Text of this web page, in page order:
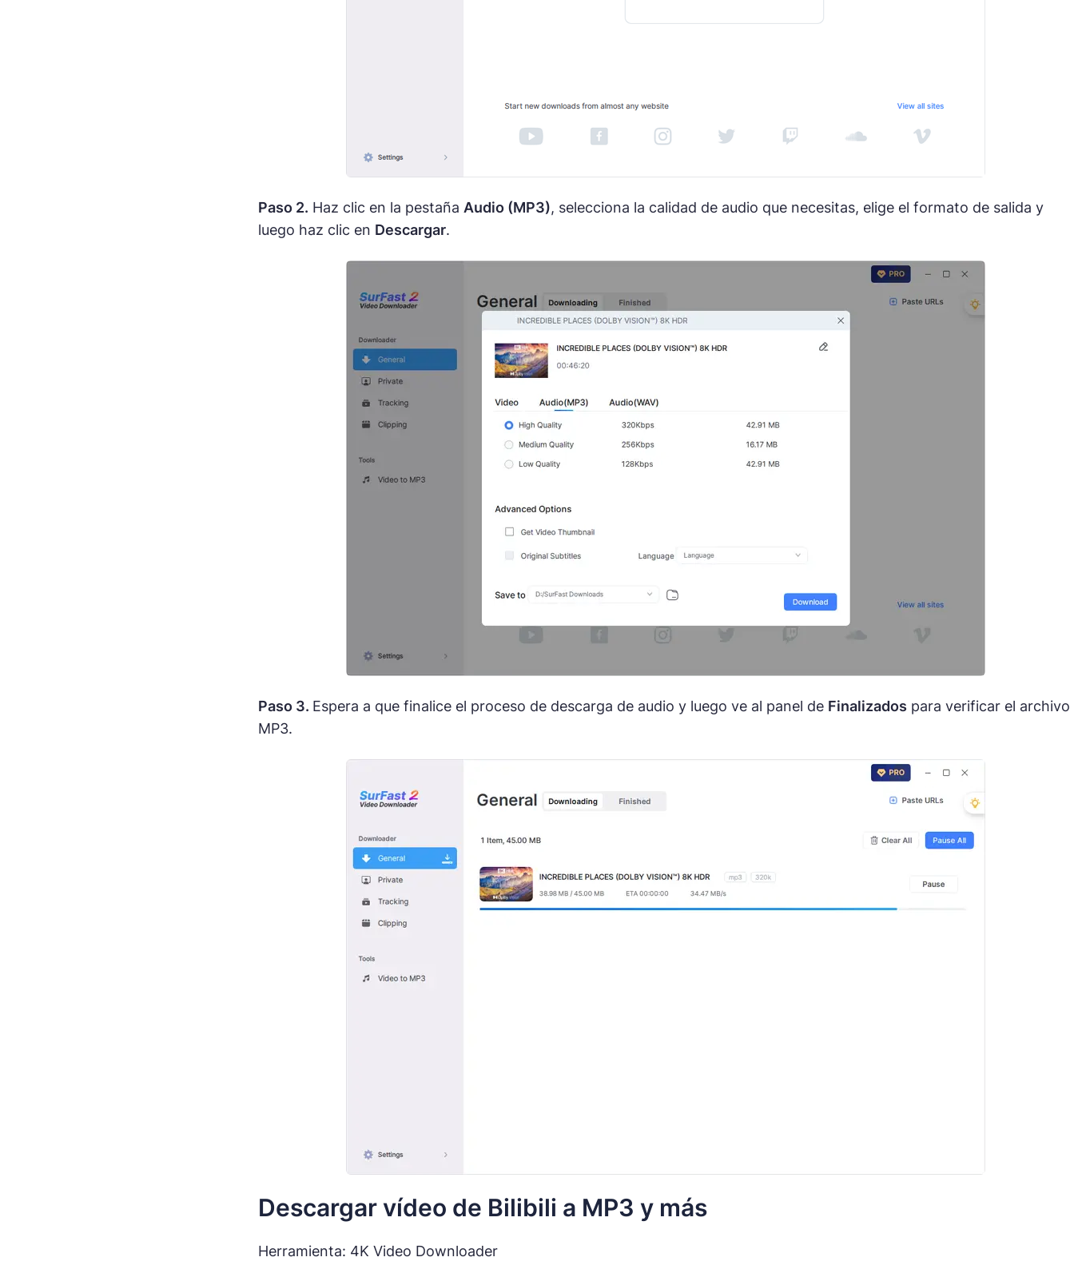
Paso 2. Haz clic en la pestaña Audio (MP3), selecciona la calidad de audio que necesitas, elige el formato de salida y
luego haz clic en Descargar.
Paso 3. Espera a que finalice el proceso de descarga de audio y luego ve al panel de Finalizados para verificar el archivo
MP3.
Descargar vídeo de Bilibili a MP3 y más
Herramienta: 4K Video Downloader